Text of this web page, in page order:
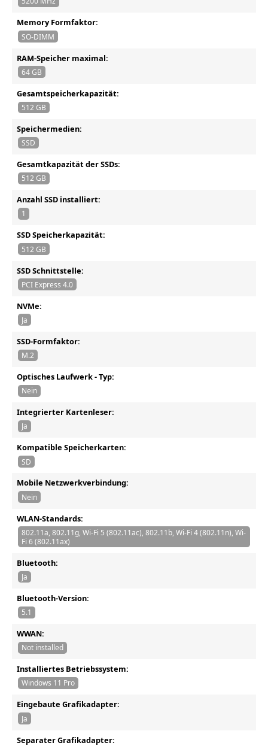
Memory Formfaktor:
SO-DIMM
RAM-Speicher maximal:
64 GB
Gesamtspeicherkapazität:
512 GB
Speichermedien:
SSD
Gesamtkapazität der SSDs:
512 GB
Anzahl SSD installiert:
1
SSD Speicherkapazität:
512 GB
SSD Schnittstelle:
PCI Express 4.0
NVMe:
Ja
SSD-Formfaktor:
M.2
Optisches Laufwerk - Typ:
Nein
Integrierter Kartenleser:
Ja
Kompatible Speicherkarten:
SD
Mobile Netzwerkverbindung:
Nein
WLAN-Standards:
802.11a, 802.11g, Wi-Fi 5 (802.11ac), 802.11b, Wi-Fi 4 (802.11n), Wi-
Fi 6 (802.11ax)
Bluetooth:
Ja
Bluetooth-Version:
5.1
WWAN:
Not installed
Installiertes Betriebssystem:
Windows 11 Pro
Eingebaute Grafikadapter:
Ja
Separater Grafikadapter: